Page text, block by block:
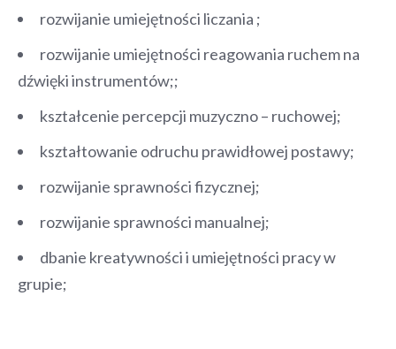
rozwijanie umiejętności liczania ;
rozwijanie umiejętności reagowania ruchem na
dźwięki instrumentów;;
kształcenie percepcji muzyczno – ruchowej;
kształtowanie odruchu prawidłowej postawy;
rozwijanie sprawności fizycznej;
rozwijanie sprawności manualnej;
dbanie kreatywności i umiejętności pracy w
grupie;